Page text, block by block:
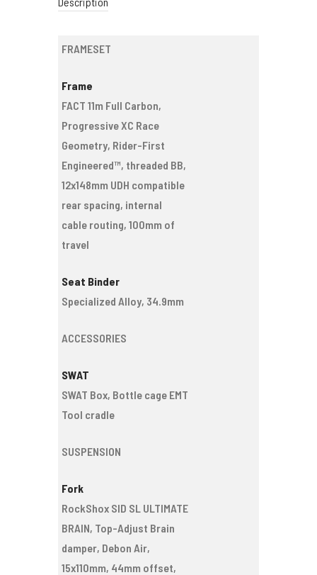
FRAMESET
Frame
FACT 11m Full Carbon,
Progressive XC Race
Geometry, Rider-First
Engineered™, threaded BB,
12x148mm UDH compatible
rear spacing, internal
cable routing, 100mm of
travel
Seat Binder
Specialized Alloy, 34.9mm
ACCESSORIES
SWAT
SWAT Box, Bottle cage EMT
Tool cradle
SUSPENSION
Fork
RockShox SID SL ULTIMATE
BRAIN, Top-Adjust Brain
damper, Debon Air,
15x110mm, 44mm offset,